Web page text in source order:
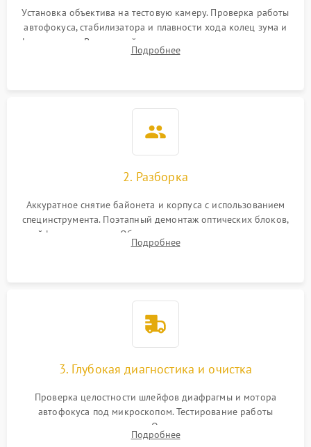
Установка объектива на тестовую камеру. Проверка работы
автофокуса, стабилизатора и плавности хода колец зума и
фокусировки. Визуальный осмотр линз на наличие царапин,
грибка, пыли и оценка состояния контактов байонета.
Подробнее
2. Разборка
Аккуратное снятие байонета и корпуса с использованием
специнструмента. Поэтапный демонтаж оптических блоков,
шлейфов и приводов. Обязательная маркировка положения
линзовых групп для сохранения заводской центровки при
Подробнее
3. Глубокая диагностика и очистка
Проверка целостности шлейфов диафрагмы и мотора
автофокуса под микроскопом. Тестирование работы
электромагнитного привода. Очистка оптических элементов
от пыли, следов влаги и грибка спецрастворами без
Подробнее